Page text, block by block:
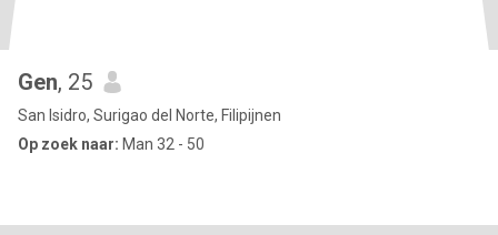
Gen, 25
San Isidro, Surigao del Norte, Filipijnen
Op zoek naar: Man 32 - 50